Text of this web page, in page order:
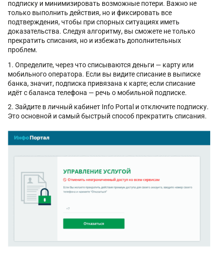
подписку и минимизировать возможные потери. Важно не
только выполнить действия, но и фиксировать все
подтверждения, чтобы при спорных ситуациях иметь
доказательства. Следуя алгоритму, вы сможете не только
прекратить списания, но и избежать дополнительных
проблем.
Определите, через что списываются деньги — карту или
мобильного оператора. Если вы видите списание в выписке
банка, значит, подписка привязана к карте; если списание
идёт с баланса телефона — речь о мобильной подписке.
Зайдите в личный кабинет Info Portal и отключите подписку.
Это основной и самый быстрый способ прекратить списания.